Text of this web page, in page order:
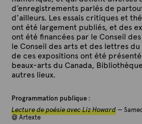
d’enregistrements parlés de
d’ailleurs. Les essais critiques et
ont été largement publiés, et des
ont été financées par le Conseil
le Conseil des arts et des lettres
de ces expositions ont été
beaux-arts du Canada,
autres lieux.
Programmation publique:
Lecture de poésie avec Liz Howard—
@ Artexte